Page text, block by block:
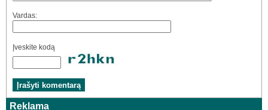
Vardas:
Įveskite kodą
Reklama